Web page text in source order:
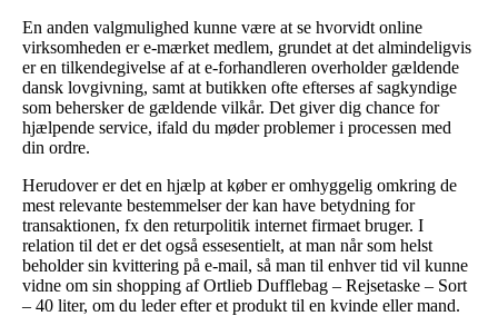
En anden valgmulighed kunne være at se hvorvidt online
virksomheden er e-mærket medlem, grundet at det almindeligvis
er en tilkendegivelse af at e-forhandleren overholder gældende
dansk lovgivning, samt at butikken ofte efterses af sagkyndige
som behersker de gældende vilkår. Det giver dig chance for
hjælpende service, ifald du møder problemer i processen med
din ordre.
Herudover er det en hjælp at køber er omhyggelig omkring de
mest relevante bestemmelser der kan have betydning for
transaktionen, fx den returpolitik internet firmaet bruger. I
relation til det er det også essesentielt, at man når som helst
beholder sin kvittering på e-mail, så man til enhver tid vil kunne
vidne om sin shopping af Ortlieb Dufflebag – Rejsetaske – Sort
– 40 liter, om du leder efter et produkt til en kvinde eller mand.